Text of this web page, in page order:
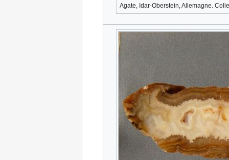
Agate, Idar-Oberstein, Allemagne.